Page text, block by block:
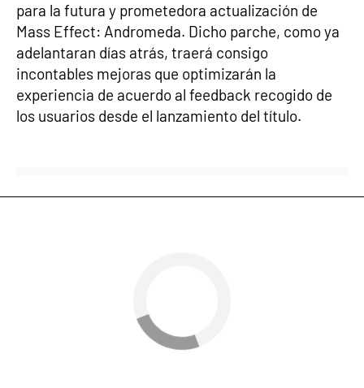
para la futura y prometedora actualización de
Mass Effect: Andromeda. Dicho parche, como ya
adelantaran días atrás, traerá consigo
incontables mejoras que optimizarán la
experiencia de acuerdo al feedback recogido de
los usuarios desde el lanzamiento del título.